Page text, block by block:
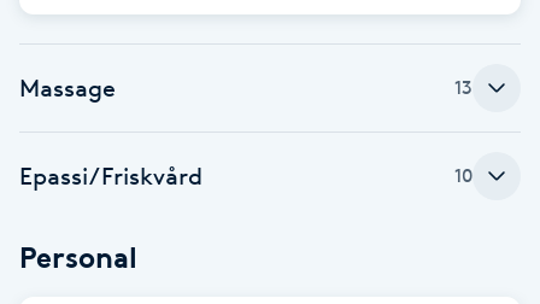
Babylights
Balayage
Bambumassage
Barber
Massage 13
Epassi/Friskvård 10
Personal